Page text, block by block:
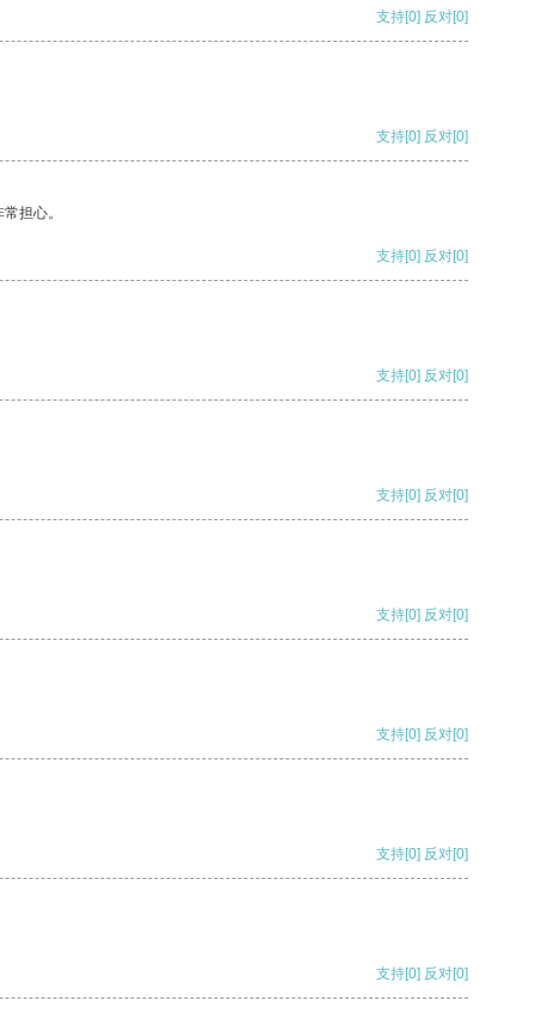
支持[0] 反对[0]
支持[0] 反对[0]
担心。
支持[0] 反对[0]
支持[0] 反对[0]
支持[0] 反对[0]
支持[0] 反对[0]
支持[0] 反对[0]
支持[0] 反对[0]
支持[0] 反对[0]